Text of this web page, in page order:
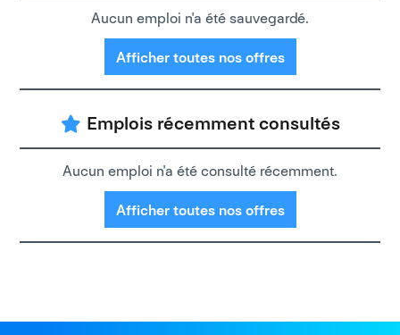
Aucun emploi n'a été sauvegardé.
Afficher toutes nos offres
Emplois récemment consultés
Aucun emploi n'a été consulté récemment.
Afficher toutes nos offres